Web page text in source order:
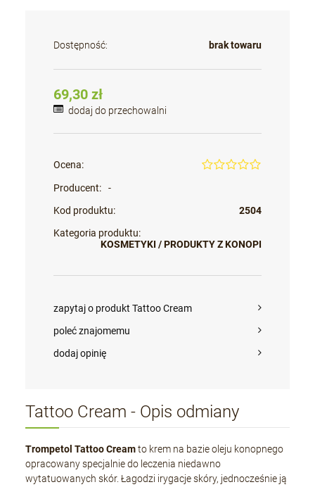
Dostępność: brak towaru
69,30 zł
dodaj do przechowalni
Ocena:
Producent:
-
Kod produktu:
2504
Kategoria produktu:
KOSMETYKI / PRODUKTY Z KONOPI
zapytaj o produkt Tattoo Cream
poleć znajomemu
dodaj opinię
Tattoo Cream - Opis odmiany
Trompetol Tattoo Creamto krem ​​na bazie oleju konopnego
opracowany specjalnie do leczenia niedawno
wytatuowanych skór. Łagodzi irygacje skóry, jednocześnie ją